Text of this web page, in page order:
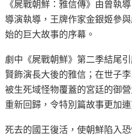
《屍戰朝鮮：雅信傳》由曾執
導演執導，王牌作家金銀姬參
始的巨大故事的序幕。
劇中《屍戰朝鮮》第二季結尾
賢飾演長大後的雅信；在世子
被生死域怪物覆蓋的宮廷的御
重新回歸，令特別篇故事更加連
死去的國王復活，使朝鮮陷入